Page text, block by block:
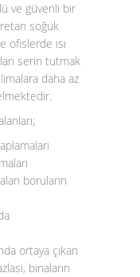
ve güvenli bir
soğuk
ofislerde ısı
serin tutmak
daha az
boruların
ortaya çıkan
binaların